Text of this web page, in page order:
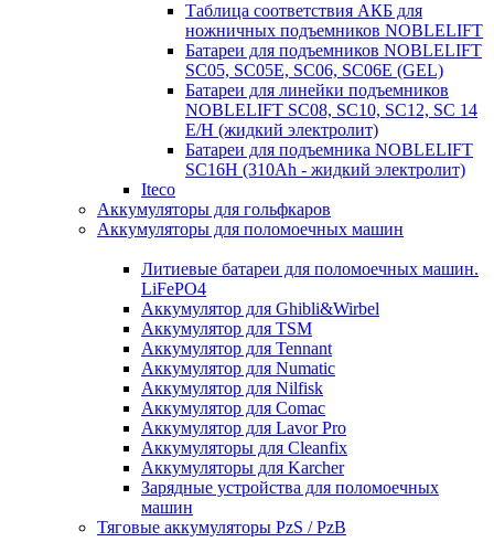
Таблица соответствия АКБ для
ножничных подъемников NOBLELIFT
Батареи для подъемников NOBLELIFT
SC05, SC05E, SC06, SC06E (GEL)
Батареи для линейки подъемников
NOBLELIFT SC08, SC10, SC12, SC 14
E/H (жидкий электролит)
Батареи для подъемника NOBLELIFT
SC16H (310Ah - жидкий электролит)
Iteco
Аккумуляторы для гольфкаров
Аккумуляторы для поломоечных машин
Литиевые батареи для поломоечных машин.
LiFePO4
Аккумулятор для Ghibli&Wirbel
Аккумулятор для TSM
Аккумулятор для Tennant
Аккумулятор для Numatic
Аккумулятор для Nilfisk
Аккумулятор для Comac
Аккумулятор для Lavor Pro
Аккумуляторы для Cleanfix
Аккумуляторы для Karcher
Зарядные устройства для поломоечных
машин
Тяговые аккумуляторы PzS / PzB